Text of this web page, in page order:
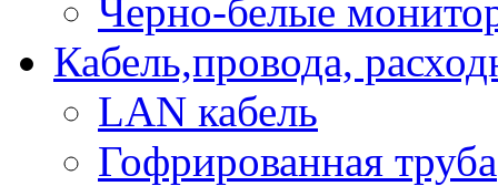
Черно-белые
Кабель,провода,
LAN кабель
Гофрированная труба